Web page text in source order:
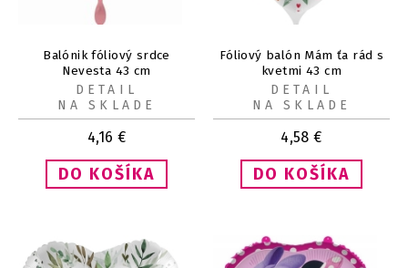
Balónik fóliový srdce
Nevesta 43 cm
4,16 €
DETAIL
NA SKLADE
Fóliový balón Mám ťa rád s
kvetmi 43 cm
4,58 €
DETAIL
NA SKLADE